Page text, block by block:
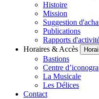
Histoire
Mission
Suggestion
Publications
Rapports
Horaires & Accès
Bastions
Centre
La Musicale
Les Délices
Contact